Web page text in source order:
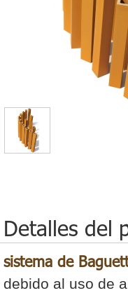
Detalles del
sistema de
debido al uso de